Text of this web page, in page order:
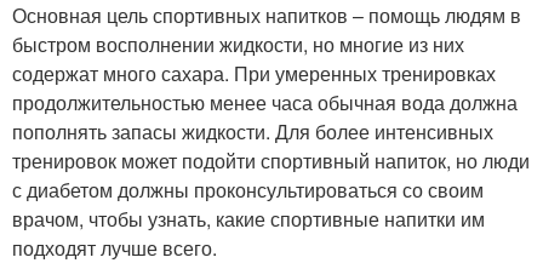
Основная цель спортивных напитков – помощь людям в
быстром восполнении жидкости, но многие из них
содержат много сахара. При умеренных тренировках
продолжительностью менее часа обычная вода должна
пополнять запасы жидкости. Для более интенсивных
тренировок может подойти спортивный напиток, но люди
с диабетом должны проконсультироваться со своим
врачом, чтобы узнать, какие спортивные напитки им
подходят лучше всего.